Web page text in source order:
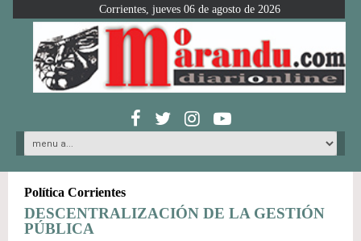
Corrientes, jueves 06 de agosto de 2026
Política Corrientes
DESCENTRALIZACIÓN DE LA GESTIÓN
PÚBLICA